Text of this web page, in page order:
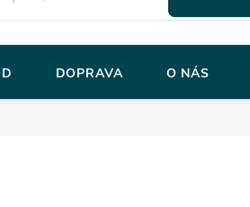
DOPRAVA O NÁS